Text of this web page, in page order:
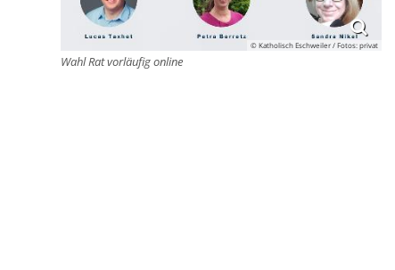
© Katholisch Eschweiler / Fotos: privat
Wahl Rat vorläufig online